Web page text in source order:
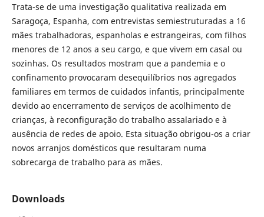
Trata-se de uma investigação qualitativa realizada em
Saragoça, Espanha, com entrevistas semiestruturadas a 16
mães trabalhadoras, espanholas e estrangeiras, com filhos
menores de 12 anos a seu cargo, e que vivem em casal ou
sozinhas. Os resultados mostram que a pandemia e o
confinamento provocaram desequilíbrios nos agregados
familiares em termos de cuidados infantis, principalmente
devido ao encerramento de serviços de acolhimento de
crianças, à reconfiguração do trabalho assalariado e à
ausência de redes de apoio. Esta situação obrigou-os a criar
novos arranjos domésticos que resultaram numa
sobrecarga de trabalho para as mães.
Downloads